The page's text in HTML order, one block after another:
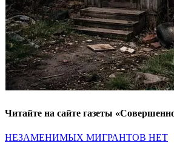
Читайте на сайте газеты
НЕЗАМЕНИМЫХ МИГРАНТОВ НЕТ